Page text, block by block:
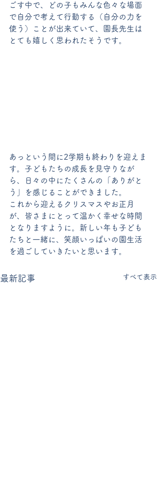
ごす中で、どの子もみんな色々な場面
で自分で考えて行動する（自分の力を
使う）ことが出来ていて、園長先生は
とても嬉しく思われたそうです。
あっという間に2学期も終わりを迎えま
す。子どもたちの成長を見守りなが
ら、日々の中にたくさんの「ありがと
う」を感じることができました。
これから迎えるクリスマスやお正月
が、皆さまにとって温かく幸せな時間
となりますように。新しい年も子ども
たちと一緒に、笑顔いっぱいの園生活
を過ごしていきたいと思います。
最新記事 すべて表示